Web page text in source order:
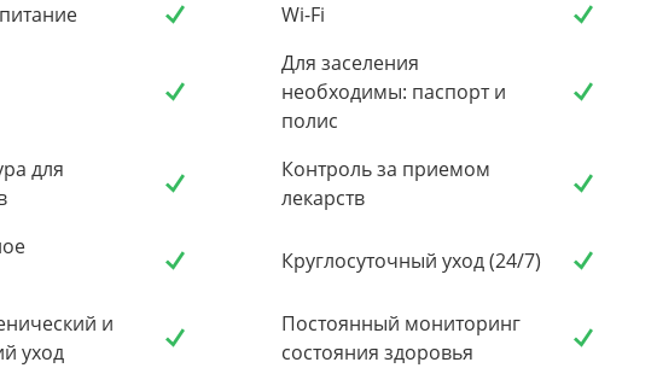
Wi-Fi
Для заселения
необходимы: паспорт и
полис
для
Контроль за приемом
лекарств
Круглосуточный уход (24/7)
и
уход
Постоянный мониторинг
состояния здоровья